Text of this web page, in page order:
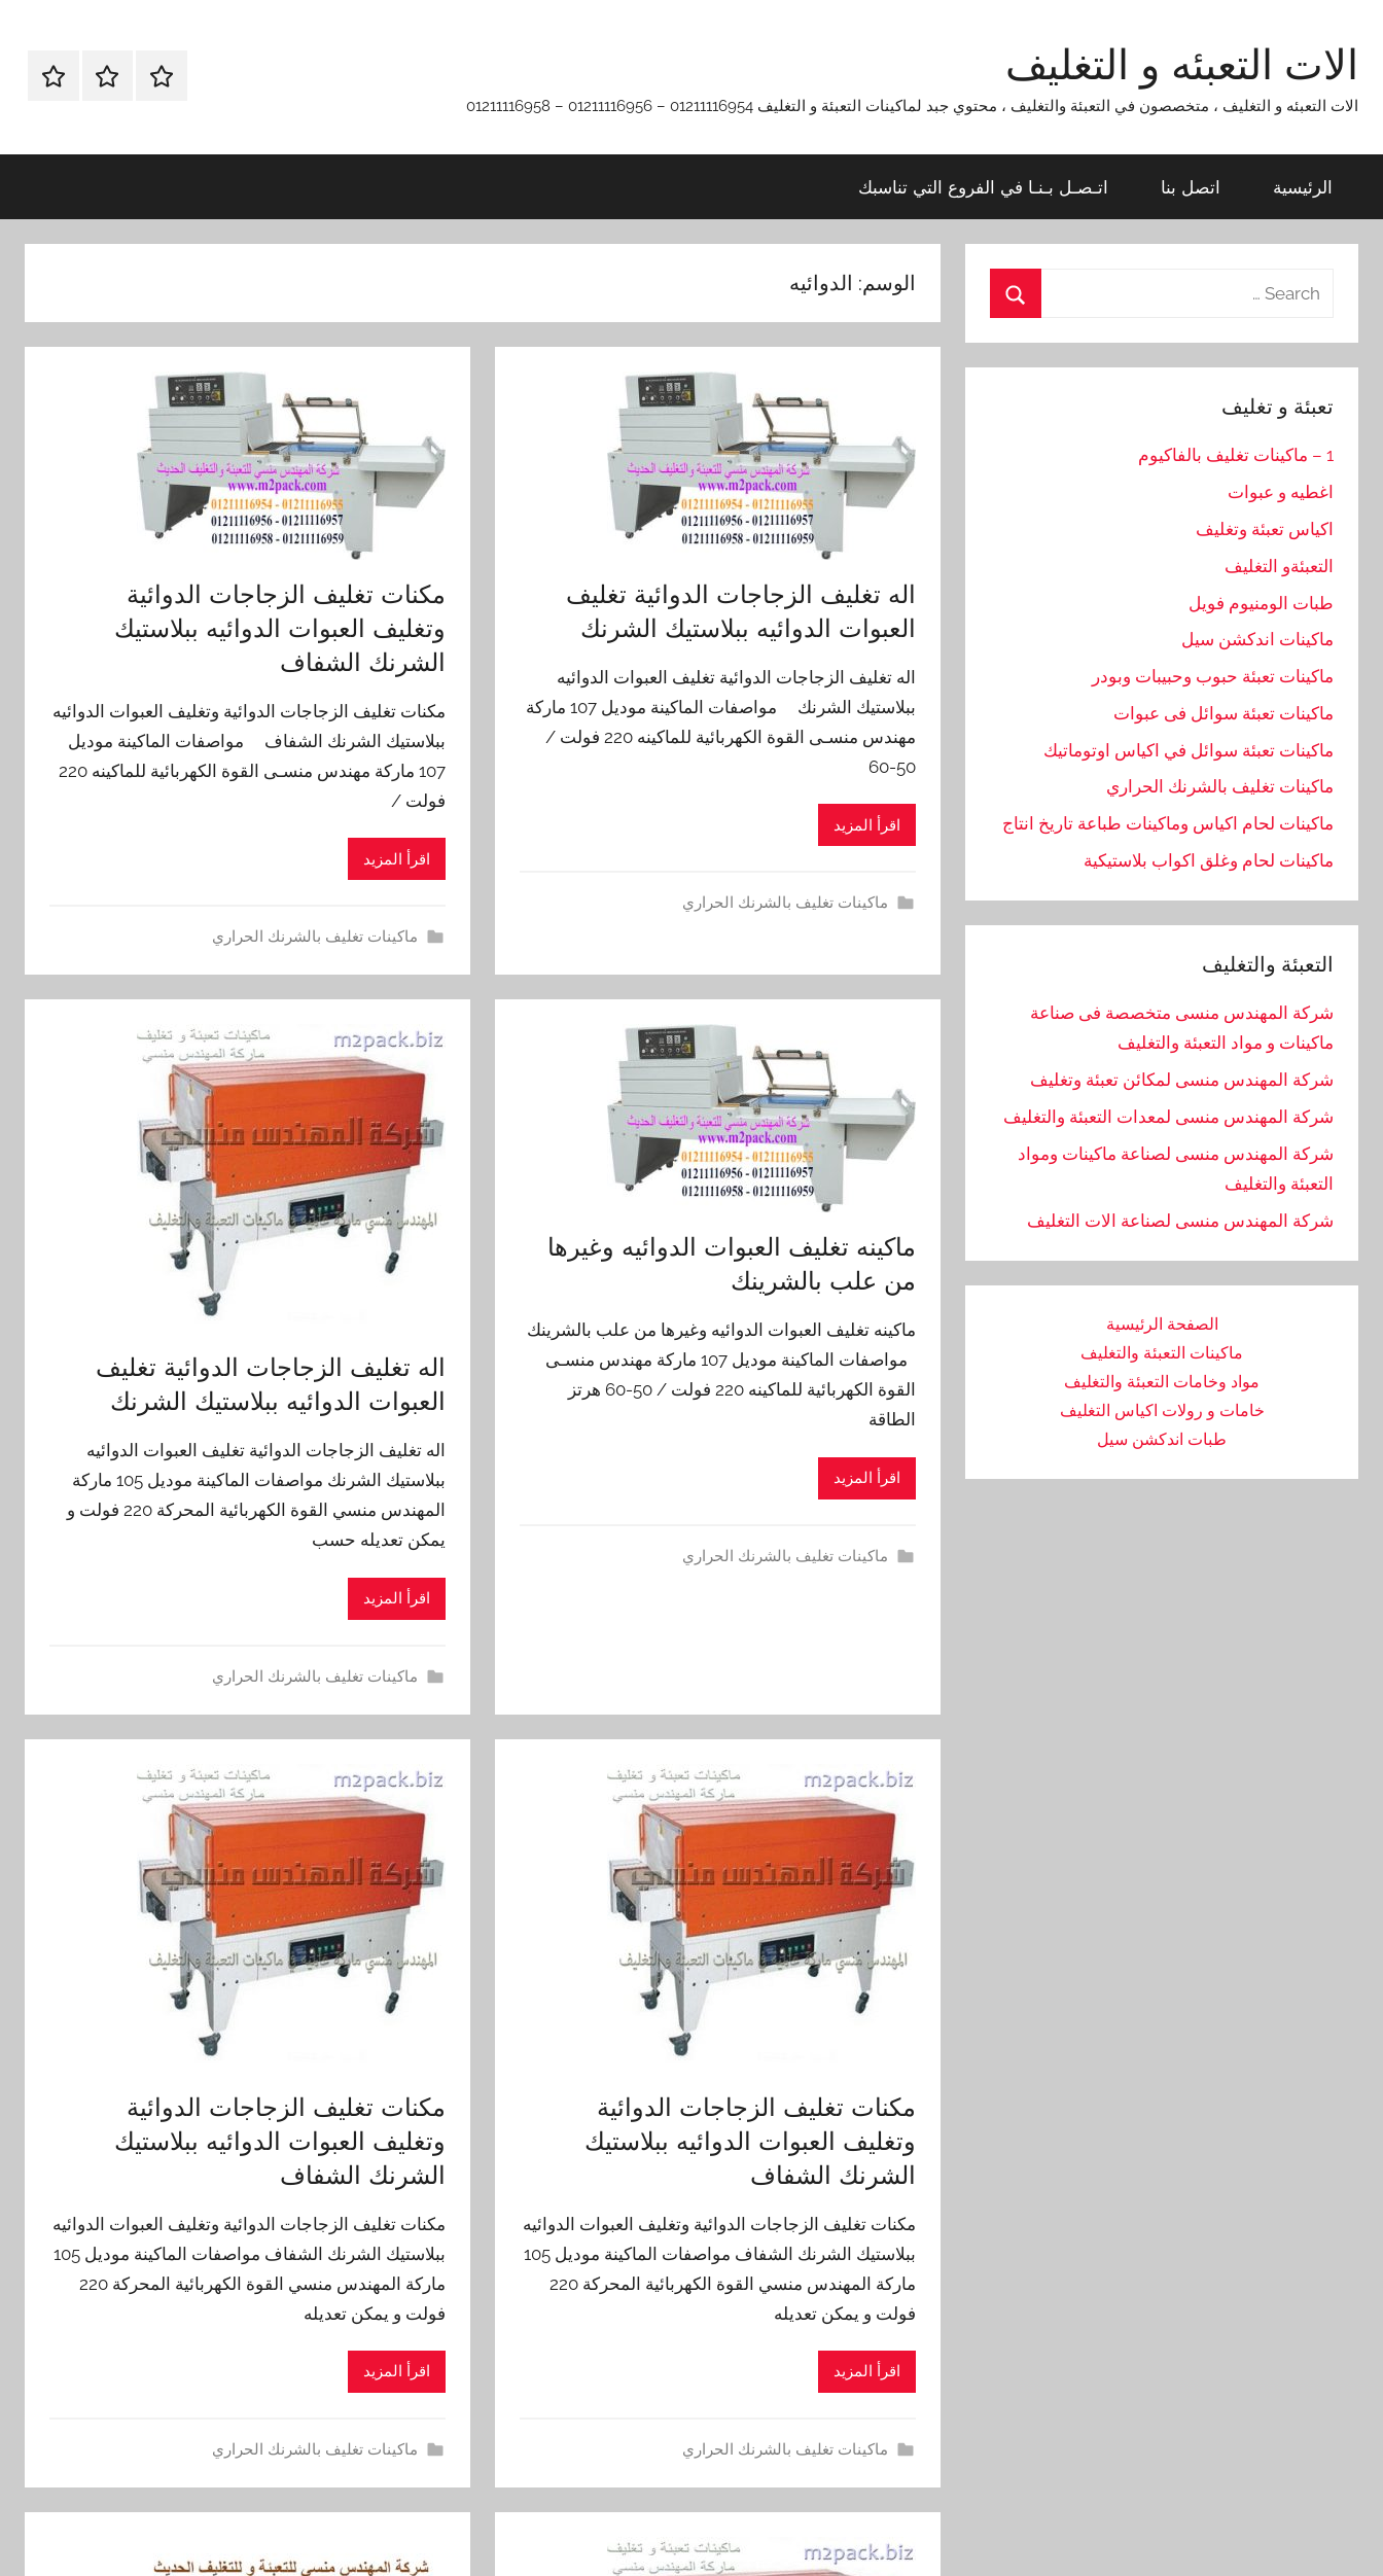
contentالات التعبئه و التغليف
الات التعبئه و التغليف ، متخصصون في التعبئة والتغليف ، محتوي جبد لماكينات التعبئة و التغليف 01211116954 – 01211116956 – 01211116958
الرئيسيةاتصل
اتـصـل
تناسبك
الرئيسية اتصل بنا اتـصـل بـنـا في الفروع التي تناسبك
الوسم: الدوائيه
اله تغليف الزجاجات الدوائية تغليف
العبوات الدوائيه ببلاستيك الشرنك
اله تغليف الزجاجات الدوائية تغليف العبوات الدوائيه
ببلاستيك الشرنك مواصفات الماكينة موديل 107 ماركة
مهندس منسـى القوة الكهربائية للماكينه 220 فولت /
50-60
اقرأ المزيد
ماكينات تغليف بالشرنك الحراري
مكنات تغليف الزجاجات الدوائية
وتغليف العبوات الدوائيه ببلاستيك
الشرنك الشفاف
مكنات تغليف الزجاجات الدوائية وتغليف العبوات الدوائيه
ببلاستيك الشرنك الشفاف مواصفات الماكينة موديل
107 ماركة مهندس منسـى القوة الكهربائية للماكينه 220
فولت /
اقرأ المزيد
ماكينات تغليف بالشرنك الحراري
ماكينه تغليف العبوات الدوائيه وغيرها
من علب بالشرينك
ماكينه تغليف العبوات الدوائيه وغيرها من علب بالشرينك
مواصفات الماكينة موديل 107 ماركة مهندس منسـى
القوة الكهربائية للماكينه 220 فولت / 50-60 هرتز
الطاقة
اقرأ المزيد
ماكينات تغليف بالشرنك الحراري
اله تغليف الزجاجات الدوائية تغليف
العبوات الدوائيه ببلاستيك الشرنك
اله تغليف الزجاجات الدوائية تغليف العبوات الدوائيه
ببلاستيك الشرنك مواصفات الماكينة موديل 105 ماركة
المهندس منسي القوة الكهربائية المحركة 220 فولت و
يمكن تعديله حسب
اقرأ المزيد
ماكينات تغليف بالشرنك الحراري
مكنات تغليف الزجاجات الدوائية
وتغليف العبوات الدوائيه ببلاستيك
الشرنك الشفاف
مكنات تغليف الزجاجات الدوائية وتغليف العبوات الدوائيه
ببلاستيك الشرنك الشفاف مواصفات الماكينة موديل 105
ماركة المهندس منسي القوة الكهربائية المحركة 220
فولت و يمكن تعديله
اقرأ المزيد
ماكينات تغليف بالشرنك الحراري
مكنات تغليف الزجاجات الدوائية
وتغليف العبوات الدوائيه ببلاستيك
الشرنك الشفاف
مكنات تغليف الزجاجات الدوائية وتغليف العبوات الدوائيه
ببلاستيك الشرنك الشفاف مواصفات الماكينة موديل 105
ماركة المهندس منسي القوة الكهربائية المحركة 220
فولت و يمكن تعديله
اقرأ المزيد
ماكينات تغليف بالشرنك الحراري
Search
تعبئة و تغليف
1 – ماكينات تغليف بالفاكيوم
اغطيه و عبوات
اكياس تعبئة وتغليف
التعبئةو التغليف
طبات الومنيوم فويل
ماكينات اندكشن سيل
ماكينات تعبئة حبوب وحبيبات وبودر
ماكينات تعبئة سوائل فى عبوات
ماكينات تعبئة سوائل في اكياس اوتوماتيك
ماكينات تغليف بالشرنك الحراري
ماكينات لحام اكياس وماكينات طباعة تاريخ انتاج
ماكينات لحام وغلق اكواب بلاستيكية
التعبئة والتغليف
شركة المهندس منسى متخصصة فى صناعة
ماكينات و مواد التعبئة والتغليف
شركة المهندس منسى لمكائن تعبئة وتغليف
شركة المهندس منسى لمعدات التعبئة والتغليف
شركة المهندس منسى لصناعة ماكينات ومواد
التعبئة والتغليف
‏شركة المهندس منسى لصناعة الات التغليف
الصفحة الرئيسية
ماكينات التعبئة والتغليف
مواد وخامات التعبئة والتغليف
خامات و رولات اكياس التغليف
طبات اندكشن سيل